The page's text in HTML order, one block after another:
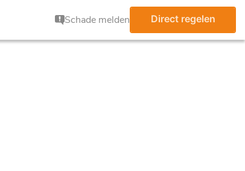
Schade melden Direct regelen